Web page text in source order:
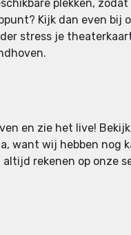
plekken,
Kijk dan even bij
stress je
en zie het live!
want wij hebben nog
rekenen op onze